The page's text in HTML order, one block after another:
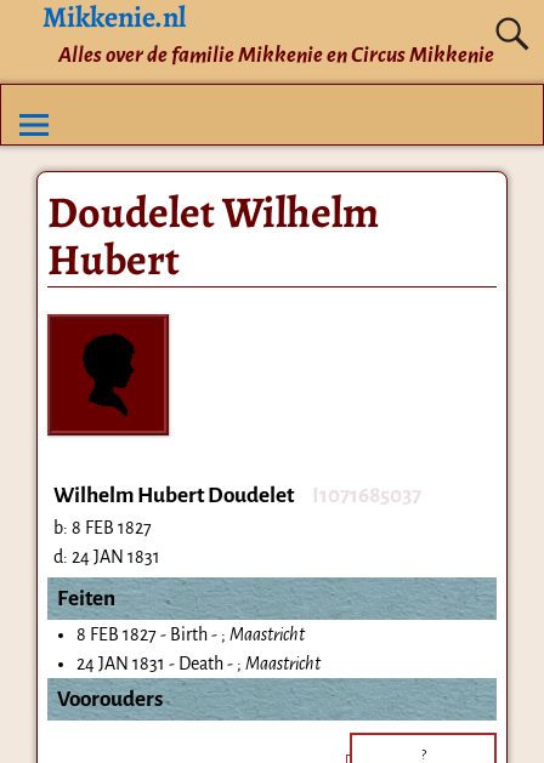
Mikkenie.nl
Alles over de familie Mikkenie en Circus Mikkenie
Doudelet Wilhelm
Hubert
Wilhelm Hubert Doudelet I1071685037
b: 8 FEB 1827
d: 24 JAN 1831
Feiten
8 FEB 1827 - Birth - ; Maastricht
24 JAN 1831 - Death - ; Maastricht
Voorouders
?